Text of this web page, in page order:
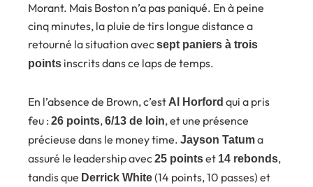
Morant. Mais Boston n’a pas paniqué. En à peine
cinq minutes, la pluie de tirs longue distance a
retourné la situation avecsept paniers à trois
points inscrits dans ce laps de temps.
En l’absence de Brown, c’est Al Horford qui a pris
feu : 26 points,6/13 de loin, et une présence
précieuse dans le money time. Jayson Tatuma
assuré le leadership avec25 pointset 14 rebonds,
tandis que Derrick White(14 points, 10 passes) et